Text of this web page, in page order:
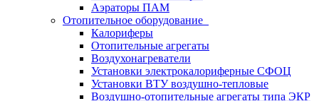
Аэраторы ПАМ
Отопительное оборудование
Калориферы
Отопительные агрегаты
Воздухонагреватели
Установки электрокалориферные СФОЦ
Установки ВТУ воздушно-тепловые
Воздушно-отопительные агрегаты типа ЭКР